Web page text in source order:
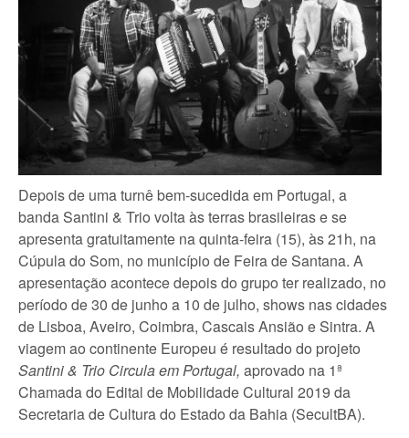
Depois de uma turnê bem-sucedida em Portugal, a
banda Santini & Trio volta às terras brasileiras e se
apresenta gratuitamente na quinta-feira (15), às 21h, na
Cúpula do Som, no município de Feira de Santana. A
apresentação acontece depois do grupo ter realizado, no
período de 30 de junho a 10 de julho, shows nas cidades
de Lisboa, Aveiro, Coimbra, Cascais Ansião e Sintra. A
viagem ao continente Europeu é resultado do projeto
Santini & Trio Circula em Portugal, aprovado na 1ª
Chamada do Edital de Mobilidade Cultural 2019 da
Secretaria de Cultura do Estado da Bahia (SecultBA).